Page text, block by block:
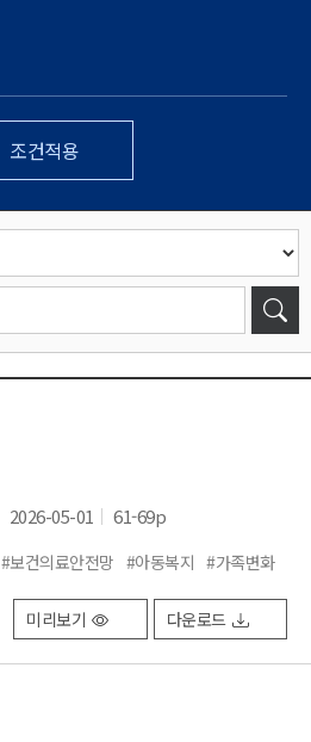
조건적용
2026-05-01 61-69p
#보건의료안전망 #아동복지 #가족변화
미리보기 다운로드